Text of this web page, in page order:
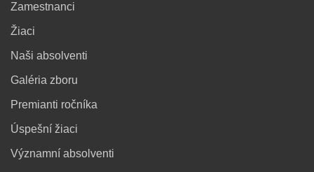
Zamestnanci
Žiaci
Naši absolventi
Galéria zboru
Premianti ročníka
Úspešní žiaci
Významní absolventi